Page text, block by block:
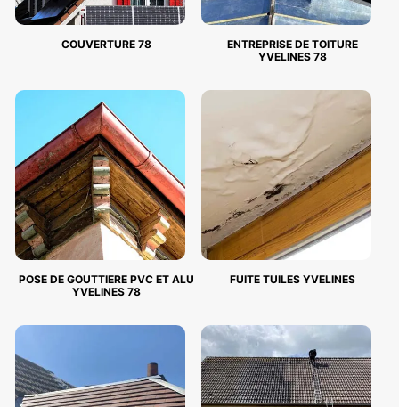
COUVERTURE 78
ENTREPRISE DE TOITURE
YVELINES 78
POSE DE GOUTTIERE PVC ET ALU
YVELINES 78
FUITE TUILES YVELINES